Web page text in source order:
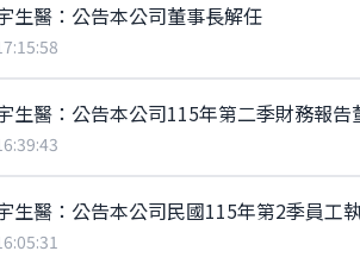
生醫：公告本公司董事長解任
生醫：公告本公司民國115年第2季員工